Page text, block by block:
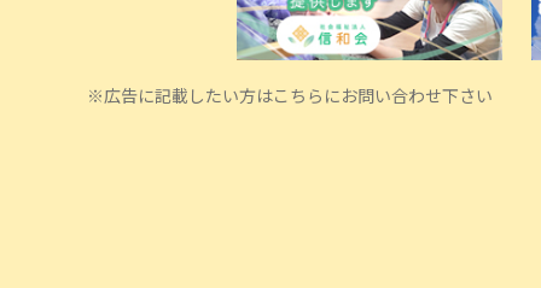
※広告に記載したい方はこちらにお問い合わせ下さい